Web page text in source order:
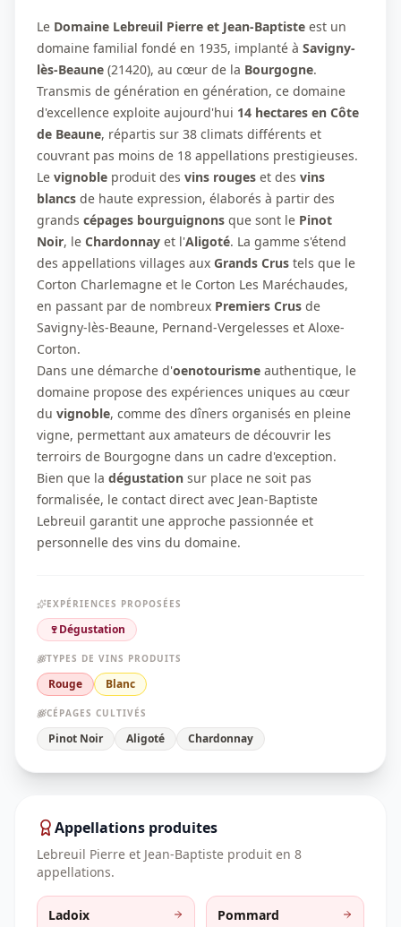
Le Domaine Lebreuil Pierre et Jean-Baptiste est un
domaine familial fondé en 1935, implanté à Savigny-
lès-Beaune (21420), au cœur de la Bourgogne.
Transmis de génération en génération, ce domaine
d'excellence exploite aujourd'hui 14 hectares en Côte
de Beaune, répartis sur 38 climats différents et
couvrant pas moins de 18 appellations prestigieuses.
Le vignoble produit des vins rouges et des vins
blancs de haute expression, élaborés à partir des
grands cépages bourguignons que sont le Pinot
Noir, le Chardonnay et l'Aligoté. La gamme s'étend
des appellations villages aux Grands Crus tels que le
Corton Charlemagne et le Corton Les Maréchaudes,
en passant par de nombreux Premiers Crus de
Savigny-lès-Beaune, Pernand-Vergelesses et Aloxe-
Corton.
Dans une démarche d'oenotourisme authentique, le
domaine propose des expériences uniques au cœur
du vignoble, comme des dîners organisés en pleine
vigne, permettant aux amateurs de découvrir les
terroirs de Bourgogne dans un cadre d'exception.
Bien que la dégustation sur place ne soit pas
formalisée, le contact direct avec Jean-Baptiste
Lebreuil garantit une approche passionnée et
personnelle des vins du domaine.
EXPÉRIENCES PROPOSÉES
🍷Dégustation
TYPES DE VINS PRODUITS
Rouge Blanc
CÉPAGES CULTIVÉS
Pinot Noir Aligoté Chardonnay
Appellations produites
Lebreuil Pierre et Jean-Baptiste produit en 8
appellations.
Ladoix Pommard